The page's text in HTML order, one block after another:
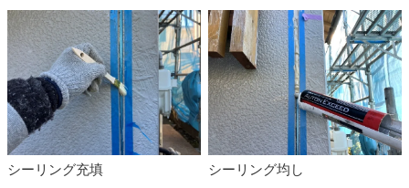
シーリング充填 シーリング均し